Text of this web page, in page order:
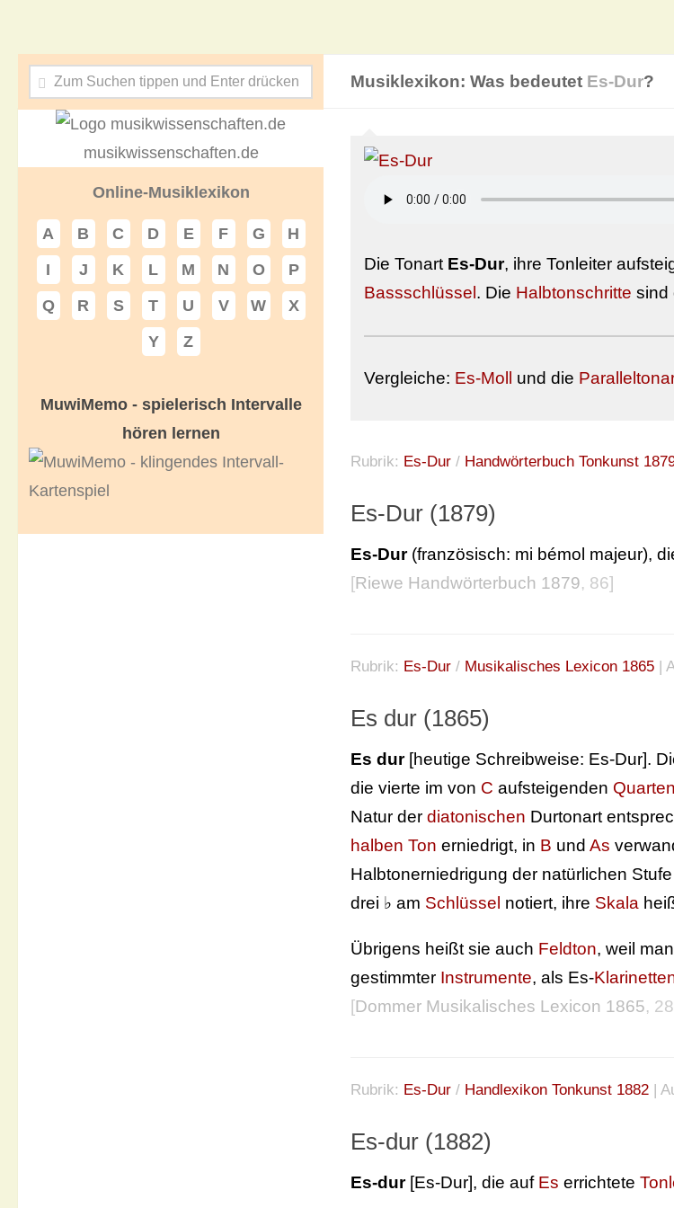
Musiklexikon: Was bedeutet Es-Dur?
Die Tonart Es-Dur, ihre Tonleiter
Bassschlüssel . Die Halbtonschritte sind
Vergleiche: Es-Moll und die
Rubrik: Es-Dur / Handwörterbuch Tonkunst
Es-Dur (1879)
Es-Dur(französisch: mi bémol majeur),
[Riewe Handwörterbuch 1879, 86]
Rubrik: Es-Dur / Musikalisches Lexicon 1865 |
Es dur (1865)
Es dur[heutige Schreibweise: Es-Dur].
die vierte im von C aufsteigenden
Natur der diatonischen Durtonart
halben Ton erniedrigt, in B und As
Halbtonerniedrigung der natürlichen
drei ♭ am Schlüssel notiert, ihre Skala
Übrigens heißt sie auch Feldton, weil
gestimmter Instrumente, als Es-
[Dommer Musikalisches Lexicon 1865,
Rubrik: Es-Dur / Handlexikon Tonkunst 1882 |
Es-dur (1882)
Es-dur[Es-Dur], die auf Es errichtete
musikwissenschaften.de
Online-Musiklexikon
A B C D E F G
H
I
J K L M N O
P
Q
R S T U V W
X
Y
Z
MuwiMemo - spielerisch Intervalle
hören lernen